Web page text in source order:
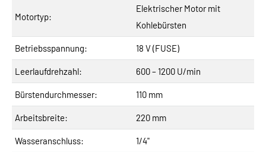
Motortyp:
Elektrischer Motor mit
Kohlebürsten
Betriebsspannung: 18 V (FUSE)
Leerlaufdrehzahl: 600 – 1200 U/min
Bürstendurchmesser: 110 mm
Arbeitsbreite: 220 mm
Wasseranschluss: 1/4"